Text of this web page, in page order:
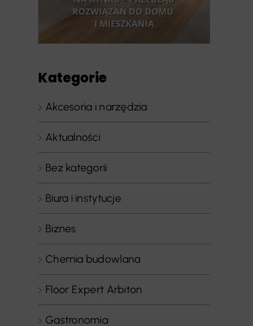
Kategorie
Akcesoria i narzędzia
Aktualności
Bez kategorii
Biura i instytucje
Biznes
Chemia budowlana
Floor Expert Arbiton
Gastronomia